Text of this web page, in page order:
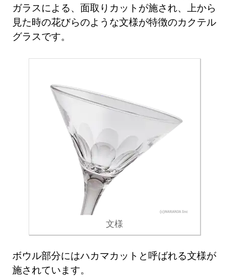
ガラスによる、面取りカットが施され、上から
見た時の花びらのような文様が特徴のカクテル
グラスです。
文様
ボウル部分にはハカマカットと呼ばれる文様が
施されています。